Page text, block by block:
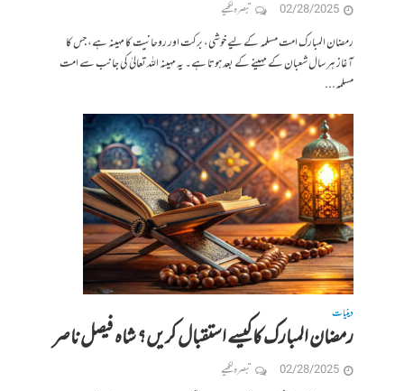
02/28/2025 تبصرہ لکھیے
رمضان المبارک امت مسلمہ کے لیے خوشی، برکت اور روحانیت کا مہینہ ہے، جس کا
آغاز ہر سال شعبان کے مہینے کے بعد ہوتا ہے۔ یہ مہینہ اللہ تعالیٰ کی جانب سے امت
مسلمہ...
دینیات
رمضان المبارک کا کیسے استقبال کریں؟ شاہ فیصل ناصر
02/28/2025 تبصرہ لکھیے